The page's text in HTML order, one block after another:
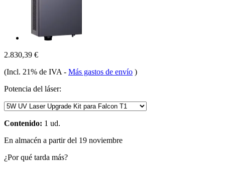
2.830,39 €
(Incl. 21% de IVA - Más gastos de envío )
Potencia del láser:
Contenido: 1 ud.
En almacén a partir del 19 noviembre
¿Por qué tarda más?